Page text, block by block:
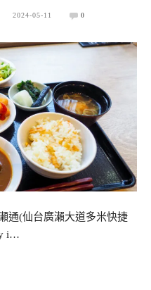
2024-05-11 0
通(仙台廣瀨大道多米快捷
i…